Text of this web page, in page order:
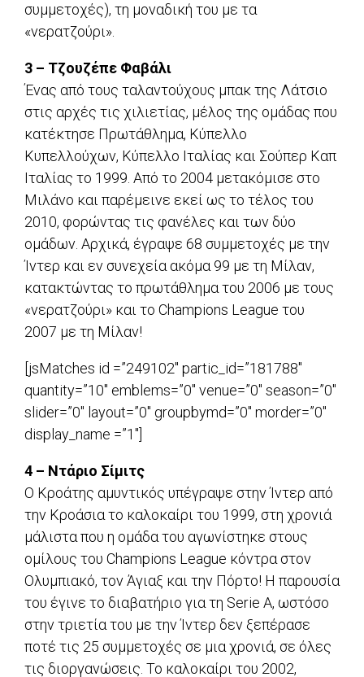
συμμετοχές), τη μοναδική του με τα
«νερατζούρι».
3 – Τζουζέπε Φαβάλι
Ένας από τους ταλαντούχους μπακ της Λάτσιο
στις αρχές τις χιλιετίας, μέλος της ομάδας που
κατέκτησε Πρωτάθλημα, Κύπελλο
Κυπελλούχων, Κύπελλο Ιταλίας και Σούπερ Καπ
Ιταλίας το 1999. Από το 2004 μετακόμισε στο
Μιλάνο και παρέμεινε εκεί ως το τέλος του
2010, φορώντας τις φανέλες και των δύο
ομάδων. Αρχικά, έγραψε 68 συμμετοχές με την
Ίντερ και εν συνεχεία ακόμα 99 με τη Μίλαν,
κατακτώντας το πρωτάθλημα του 2006 με τους
«νερατζούρι» και το Champions League του
2007 με τη Μίλαν!
[jsMatches id =”249102″ partic_id=”181788″
quantity=”10″ emblems=”0″ venue=”0″ season=”0″
slider=”0″ layout=”0″ groupbymd=”0″ morder=”0″
display_name =”1″]
4 – Ντάριο Σίμιτς
Ο Κροάτης αμυντικός υπέγραψε στην Ίντερ από
την Κροάσια το καλοκαίρι του 1999, στη χρονιά
μάλιστα που η ομάδα του αγωνίστηκε στους
ομίλους του Champions League κόντρα στον
Ολυμπιακό, τον Άγιαξ και την Πόρτο! Η παρουσία
του έγινε το διαβατήριο για τη Serie A, ωστόσο
στην τριετία του με την Ίντερ δεν ξεπέρασε
ποτέ τις 25 συμμετοχές σε μια χρονιά, σε όλες
τις διοργανώσεις. Το καλοκαίρι του 2002,